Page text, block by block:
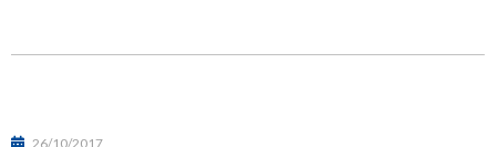
26/10/2017